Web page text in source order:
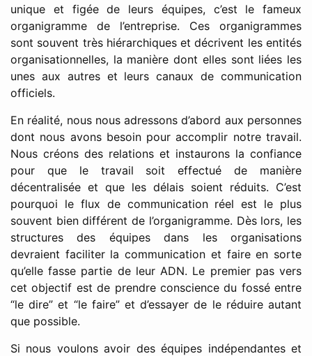
unique et figée de leurs équipes, c’est le fameux
organigramme de l’entreprise. Ces organigrammes
sont souvent très hiérarchiques et décrivent les entités
organisationnelles, la manière dont elles sont liées les
unes aux autres et leurs canaux de communication
officiels.
En réalité, nous nous adressons d’abord aux personnes
dont nous avons besoin pour accomplir notre travail.
Nous créons des relations et instaurons la confiance
pour que le travail soit effectué de manière
décentralisée et que les délais soient réduits. C’est
pourquoi le flux de communication réel est le plus
souvent bien différent de l’organigramme. Dès lors, les
structures des équipes dans les organisations
devraient faciliter la communication et faire en sorte
qu’elle fasse partie de leur ADN. Le premier pas vers
cet objectif est de prendre conscience du fossé entre
“le dire” et “le faire” et d’essayer de le réduire autant
que possible.
Si nous voulons avoir des équipes indépendantes et